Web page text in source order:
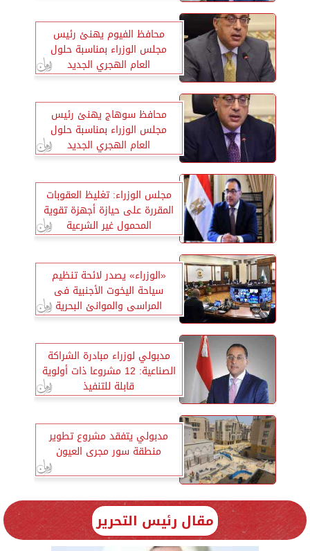
محافظ الفيوم يهنئ رئيس
مجلس الوزراء بمناسبة حلول
العام الهجري الجديد
محافظ سوهاج يهنئ رئيس
مجلس الوزراء بمناسبة حلول
العام الهجري الجديد
مجلس الوزراء: تغليظ العقوبات
المقررة على حيازة أجهزة تقوية
المحمول غير الشرعية
«الوزراء» يصدر لائحة تنظيم
سياحة اليخوت الأجنبية فى
المراسى والموانئ البحرية
مدبولي لوزراء مبادرة الشراكة
الصناعية: 12 مشروعا ذات أولوية
قابلة للتنفيذ
مدبولي يتفقد مشروع تطوير
منطقة سور مجرى العيون
مقال رئيس التحرير